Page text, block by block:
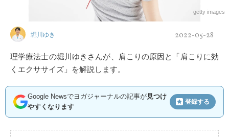
getty images
堀川ゆき 2022-05-28
理学療法士の堀川ゆきさんが、肩こりの原因と「肩こりに効
くエクササイズ」を解説します。
Google Newsでヨガジャーナルの記事が見つけ
やすくなります
登録する